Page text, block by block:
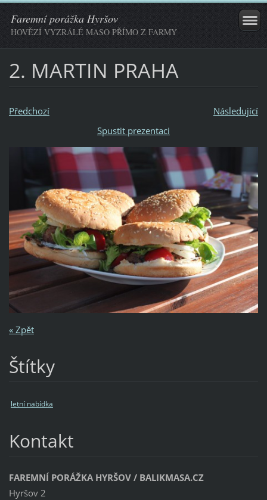
Faremní porážka Hyršov
HOVĚZÍ VYZRÁLÉ MASO PŘÍMO Z FARMY
2. MARTIN PRAHA
Předchozí
Následující
Spustit prezentaci
« Zpět
Štítky
letní nabídka
Kontakt
FAREMNÍ PORÁŽKA HYRŠOV / BALIKMASA.CZ
Hyršov 2